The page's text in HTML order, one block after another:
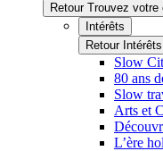
Retour Trouvez votre
Intérêts
Retour Intérêts
Slow
80 ans
Slow
Arts et
L’ère